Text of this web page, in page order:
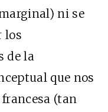
ni se
los
de la
que nos
(tan